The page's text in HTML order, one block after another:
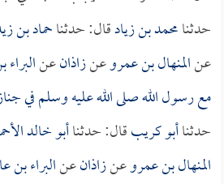
حدثنامحمد بن زيادقال: حدثناحماد بن
عنالمنهال بن عمروعنزاذانعن
مع رسول الله صلى الله عليه وسلم في
حدثناأبو كريبقال: حدثناأبو خالد
المنهال بن عمروعنزاذانعنالبراء بن